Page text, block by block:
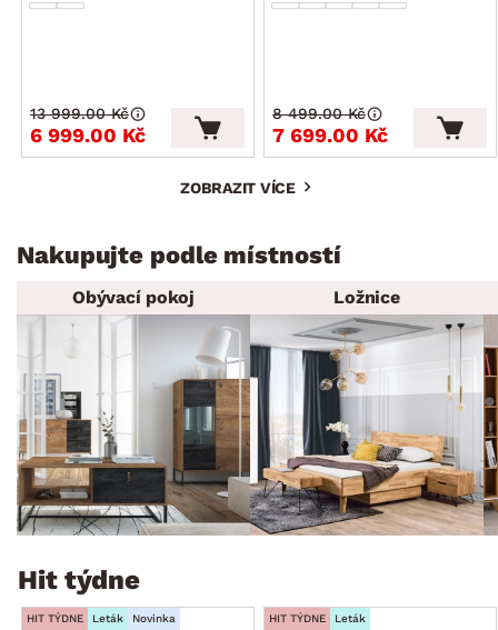
6 999.00 Kč
13 999.00 Kč
7 699.00 Kč
8 499.00 Kč
ZOBRAZIT VÍCE
Nakupujte podle místností
Obývací pokoj Ložnice
Hit týdne
HIT TÝDNE Leták Novinka HIT TÝDNE Leták